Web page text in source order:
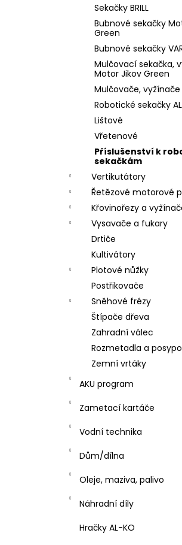
Sekačky BRILL
Bubnové sekačky
Green
Bubnové sekačky
Mulčovací sekačka,
Motor Jikov Green
Mulčovače, vyžínače
Robotické sekačky
Lištové
Vřetenové
Příslušenství k
sekačkám
Vertikutátory
Řetězové motorové
Křovinořezy a
Vysavače a fukary
Drtiče
Kultivátory
Plotové nůžky
Postřikovače
Sněhové frézy
Štípače dřeva
Zahradní válec
Rozmetadla a
Zemní vrtáky
AKU program
Zametací kartáče
Vodní technika
Dům/dílna
Oleje, maziva, palivo
Náhradní díly
Hračky AL-KO